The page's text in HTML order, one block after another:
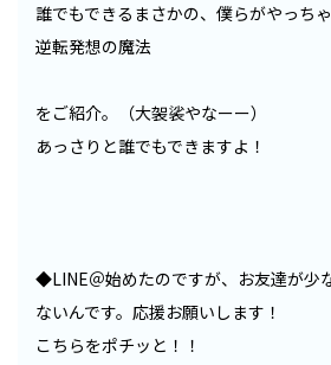
誰でもできるまさかの、僕らがやっち
逆転発想の魔法
をご紹介。（大袈裟やなーー）
あっさりと誰でもできますよ！
◆LINE＠始めたのですが、お友達が少
ないんです。応援お願いします！
こちらをポチッと！！